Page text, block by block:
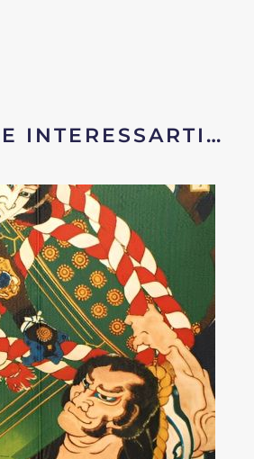
INTERESSARTI…